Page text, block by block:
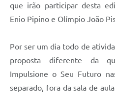
que irão participar desta
Enio Pipino e Olímpio João
Por ser um dia todo de
proposta diferente da
Impulsione o Seu Futuro
separado, fora da sala de